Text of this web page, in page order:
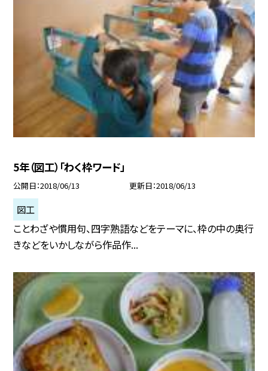
5年（図工）「わく枠ワード」
公開日 2018/06/13 更新日 2018/06/13
図工
ことわざや慣用句、四字熟語などをテーマに、枠の中の奥行
きなどをいかしながら作品作...